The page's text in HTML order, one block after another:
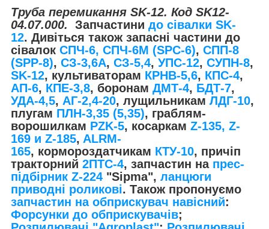
Труба перемикання SK-12. Код SK12-
04.07.000.
Запчастини до сівалки SK-
12. Дивіться також запасні частини до
сівалок СПЧ-6, СПЧ-6М (SPС-6), СПП-8
(SPP-8), СЗ-3,6А, СЗ-5,4, УПС-12, СУПН-8,
SK-12, культиваторам КРНВ-5,6, КПС-4,
АП-6, КПЕ-3,8, боронам ДМТ-4, БДТ-7,
УДА-4,5, АГ-2,4-20, лущильникам ЛДГ-10,
плугам ПЛН-3,35 (5,35), граблям-
ворошилкам PZK-5, косаркам Z-135, Z-
169 и Z-185, ALRM-
165, кормороздатчикам КТУ-10, причіп
тракторний 2ПТС-4, запчастин на прес-
підбірник Z-224 "Sipma", ланцюги
приводні роликові. Також пропонуємо
запчастин на обприскувач навісний:
Форсунки до обприскувачів;